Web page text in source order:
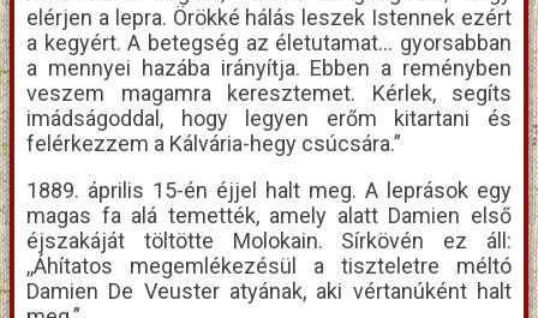
elérjen a lepra. Örökké hálás leszek Istennek ezért
a kegyért. A betegség az életutamat… gyorsabban
a mennyei hazába irányítja. Ebben a reményben
veszem magamra keresztemet. Kérlek, segíts
imádságoddal, hogy legyen erőm kitartani és
felérkezzem a Kálvária-hegy csúcsára.”
1889. április 15-én éjjel halt meg. A leprások egy
magas fa alá temették, amely alatt Damien első
éjszakáját töltötte Molokain. Sírkövén ez áll:
,,Áhítatos megemlékezésül a tiszteletre méltó
Damien De Veuster atyának, aki vértanúként halt